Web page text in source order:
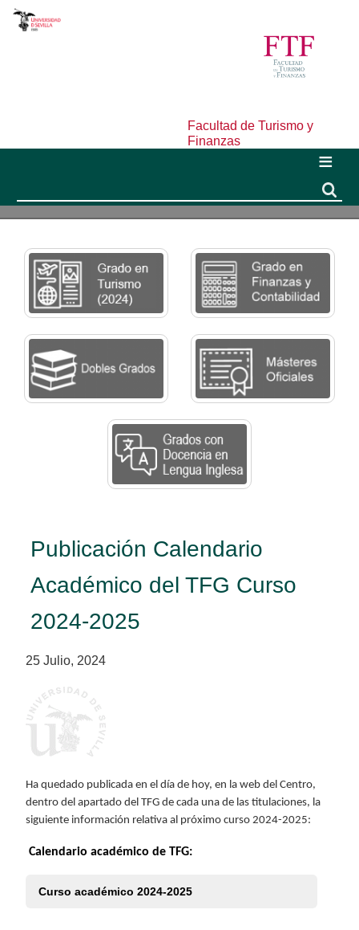
Facultad de Turismo y
Finanzas
Publicación Calendario
Académico del TFG Curso
2024-2025
25 Julio, 2024
Ha quedado publicada en el día de hoy, en la web del Centro,
dentro del apartado del TFG de cada una de las titulaciones, la
siguiente información relativa al próximo curso 2024-2025:
Calendario académico de TFG:
Curso académico 2024-2025